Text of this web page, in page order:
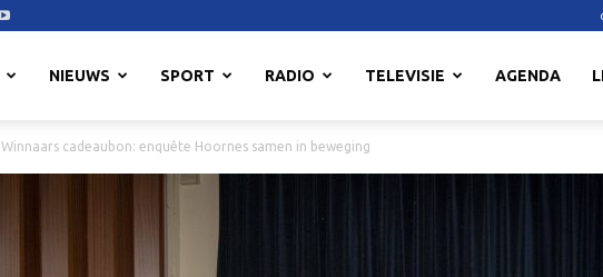
NIEUWS SPORT RADIO TELEVISIE AGENDA
Winnaars cadeaubon: enquête Hoornes samen in beweging